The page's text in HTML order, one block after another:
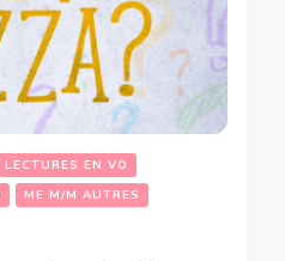
LECTURES EN VO
ME M/M AUTRES